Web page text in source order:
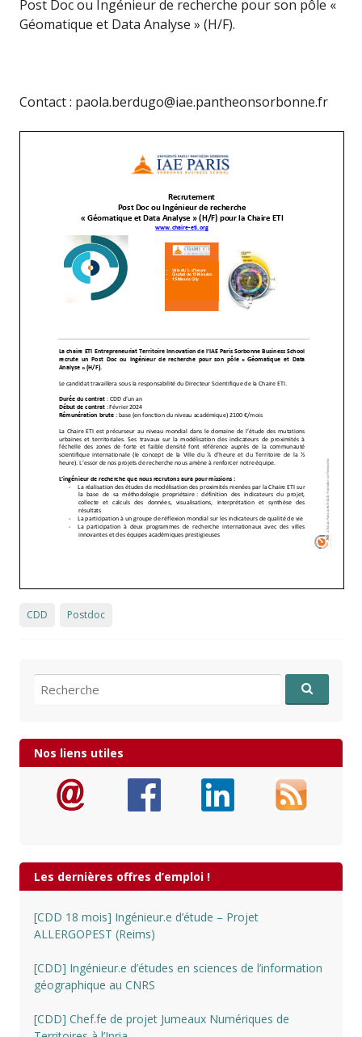
Post Doc ou Ingénieur de recherche pour son pôle «
Géomatique et Data Analyse » (H/F).
Contact : paola.berdugo@iae.pantheonsorbonne.fr
CDD Postdoc
Recherche pour:
Nos liens utiles
Les dernières offres d’emploi !
[CDD 18 mois] Ingénieur.e d’étude – Projet
ALLERGOPEST (Reims)
[CDD] Ingénieur.e d’études en sciences de l’information
géographique au CNRS
[CDD] Chef.fe de projet Jumeaux Numériques de